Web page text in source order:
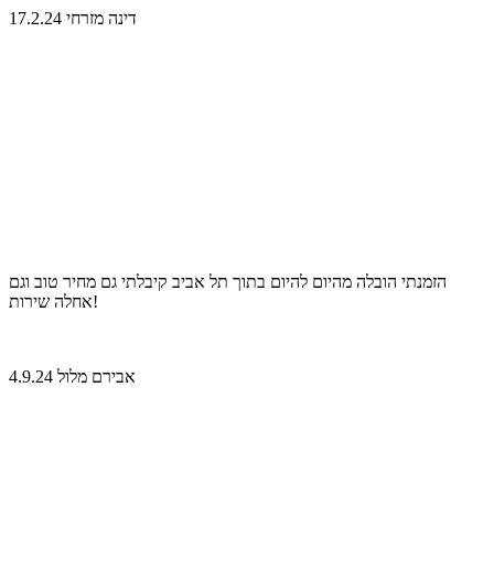
דינה מזרחי 17.2.24
הזמנתי הובלה מהיום להיום בתוך תל אביב קיבלתי גם מחיר טוב וגם
אחלה שירות!
אבירם מלול 4.9.24